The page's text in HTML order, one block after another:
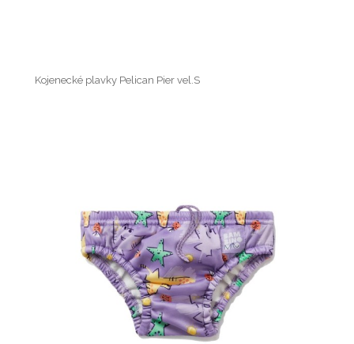
Kojenecké plavky Pelican Pier vel.S